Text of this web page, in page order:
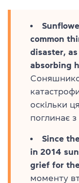
common
disaster,
absorbing
оскільки
поглинає
Since
in 2014
grief for
моменту